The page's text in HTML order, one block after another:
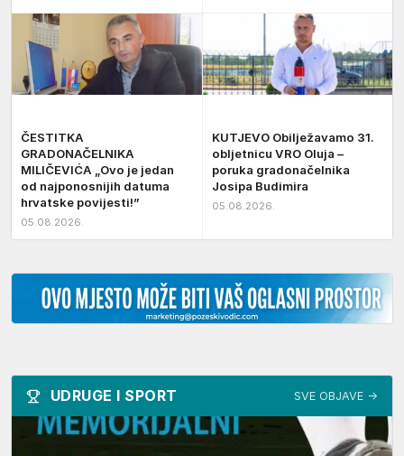
ČESTITKA
GRADONAČELNIKA
MILIČEVIĆA „Ovo je jedan
od najponosnijih datuma
hrvatske povijesti!”
05.08.2026.
KUTJEVO Obilježavamo 31.
obljetnicu VRO Oluja –
poruka gradonačelnika
Josipa Budimira
05.08.2026.
UDRUGE I SPORT SVE OBJAVE →